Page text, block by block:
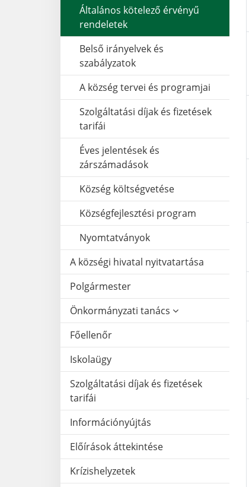
Általános kötelező érvényű
rendeletek
Belső irányelvek és
szabályzatok
A község tervei és programjai
Szolgáltatási díjak és fizetések
tarifái
Éves jelentések és
zárszámadások
Község költségvetése
Községfejlesztési program
Nyomtatványok
A községi hivatal nyitvatartása
Polgármester
Önkormányzati tanács
Főellenőr
Iskolaügy
Szolgáltatási díjak és fizetések
tarifái
Információnyújtás
Előírások áttekintése
Krízishelyzetek